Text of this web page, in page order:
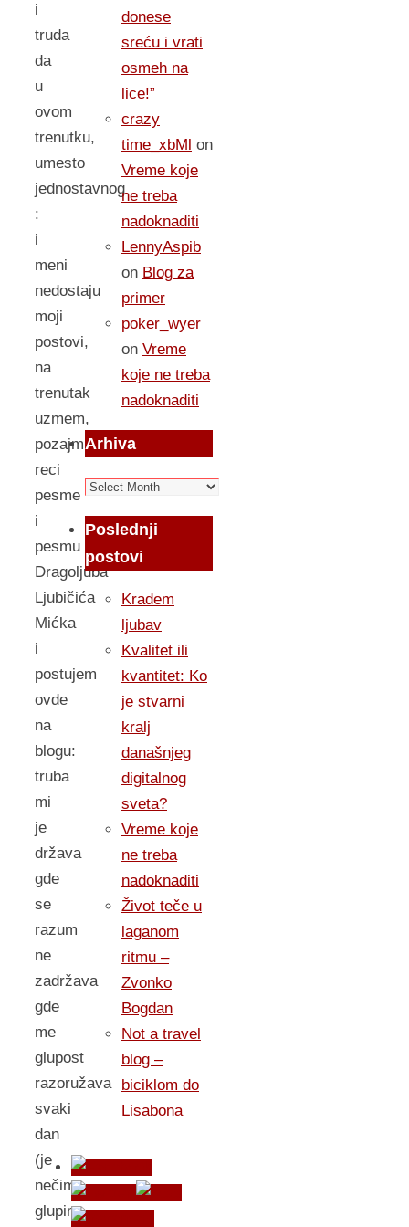
i
truda
da
u
ovom
trenutku,
umesto
jednostavnog
:
i
meni
nedostaju
moji
postovi,
na
trenutak
uzmem,
pozajmim
reci
pesme
i
pesmu
Dragoljuba
Ljubičića
Mićka
i
postujem
ovde
na
blogu:
truba
mi
je
država
gde
se
razum
ne
zadržava
gde
me
glupost
razoružava
svaki
dan
(je
nečim
glupim
donese
sreću i vrati
osmeh na
lice!”
crazy
time_xbMl on
Vreme koje
ne treba
nadoknaditi
LennyAspib
on Blog za
primer
poker_wyer
on Vreme
koje ne treba
nadoknaditi
Arhiva
Arhiva
Poslednji
postovi
Kradem
ljubav
Kvalitet ili
kvantitet: Ko
je stvarni
kralj
današnjeg
digitalnog
sveta?
Vreme koje
ne treba
nadoknaditi
Život teče u
laganom
ritmu –
Zvonko
Bogdan
Not a travel
blog –
biciklom do
Lisabona